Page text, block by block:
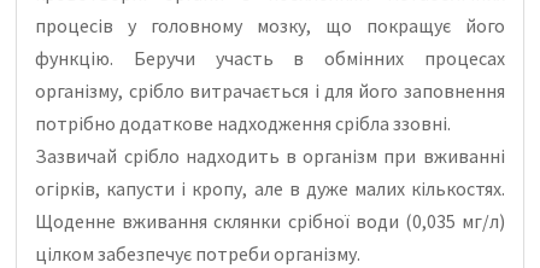
процесів у головному мозку, що покращує його
функцію. Беручи участь в обмінних процесах
організму, срібло витрачається і для його заповнення
потрібно додаткове надходження срібла ззовні.
Зазвичай срібло надходить в організм при вживанні
огірків, капусти і кропу, але в дуже малих кількостях.
Щоденне вживання склянки срібної води (0,035 мг/л)
цілком забезпечує потреби організму.